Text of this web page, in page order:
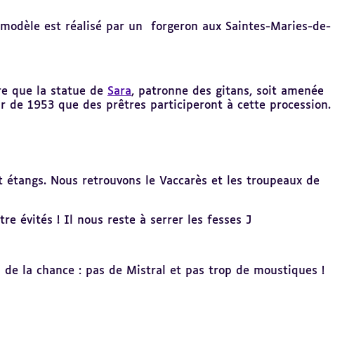
est réalisé par un forgeron aux Saintes-Maries-de-
que la statue de Sara, patronne des gitans, soit amenée
de 1953 que des prêtres participeront à cette procession.
Nous retrouvons le Vaccarès et les troupeaux de
évités ! Il nous reste à serrer les fesses J
de la chance : pas de Mistral et pas trop de moustiques !